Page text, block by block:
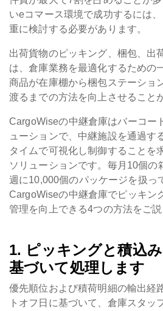
いeコマース環境で成功するには
重に検討する必要があります。
出荷貨物のピッキング、梱包、出
は、倉庫業務を最適化するための
商品が在庫棚から梱包ステーショ
渡るまでの方法を向上させること
CargoWiseの中継倉庫はバーコー
ューションで、中継施設を通過す
タイムで可視化し制御することを
ソリューションです。毎月10個の
週に10,000個のパッケージを扱っ
CargoWiseの中継倉庫でピッキン
管理を向上できる4つの方法をご説
1. ピッキングと積込
基づいて処理します
優先順位および積荷明細の輸出経
トオフ日に基づいて、倉庫スタッ